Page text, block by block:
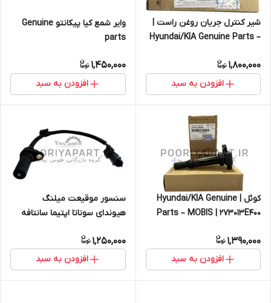
شیر کنترل جریان روغن راست |
Hyundai/KIA Genuine Parts –
HM مدل 2008 تا 2013 – کارنیوال
VQ مدل 2008 تا 2011 – سورنتو BL
2013 – سوناتا NF مدل 2006 تا
2010 – وراکروز ix55 یا EN مدل
2009 تا 2013
1,800,000
افزودن به سبد
وایر شمع کیا پیکانتو Genuine
parts
1,450,000
افزودن به سبد
کوئل | Hyundai/KIA Genuine
Parts – MOBIS | 273013E400
1,390,000
افزودن به سبد
سنسور موقیعت میلنگ
هیوندای سوناتا اپتیما سانتافه
1,250,000
افزودن به سبد